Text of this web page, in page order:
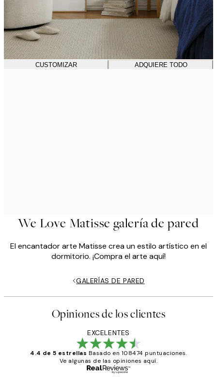
CUSTOMIZAR ADQUIERE TODO
We Love Matisse galería de pared
El encantador arte Matisse crea un estilo artístico en el
dormitorio. ¡Compra el arte aquí!
GALERÍAS DE PARED
Opiniones de los clientes
EXCELENTES
4.4 de 5 estrellas Basado en 108474 puntuaciones.
Ve algunas de las opiniones aquí.